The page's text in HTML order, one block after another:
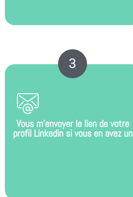
3
Vous m’envoyer le lien de votre
profil Linkedin si vous en avez un